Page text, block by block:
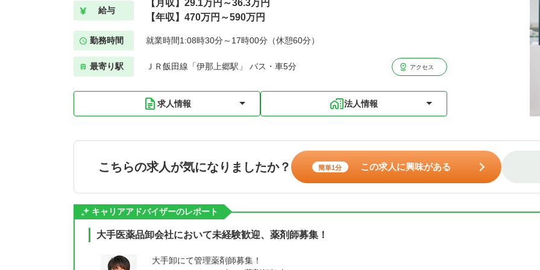
給与
【月収】29.1万円～36.3万円
【年収】470万円～590万円
勤務時間 就業時間1:08時30分～17時00分（休憩60分）
最寄り駅 ＪＲ飯田線「伊那上郷駅」 バス・車5分 アクセス
求人情報 法人情報
こちらの求人が気になりましたか？ 簡単1分 この求人に興味がある
キャリアアドバイザーのレポート
大手医薬品卸会社において未経験歓迎、薬剤師募集！
大手卸にて管理薬剤師募集！